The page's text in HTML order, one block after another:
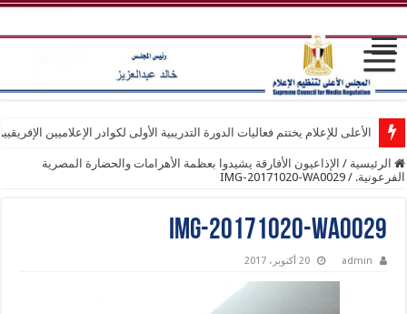
الأعلى للإعلام يختتم فعاليات الدورة التدريبية الأولى لكوادر الإعلاميين
الرئيسية / الإذاعيون الأفارقة يشيدوا بعظمة الأهرامات والحضارة المصرية
الفرعونية. /
IMG-20171020-WA0029
IMG-20171020-WA0029
admin 20 أكتوبر، 2017